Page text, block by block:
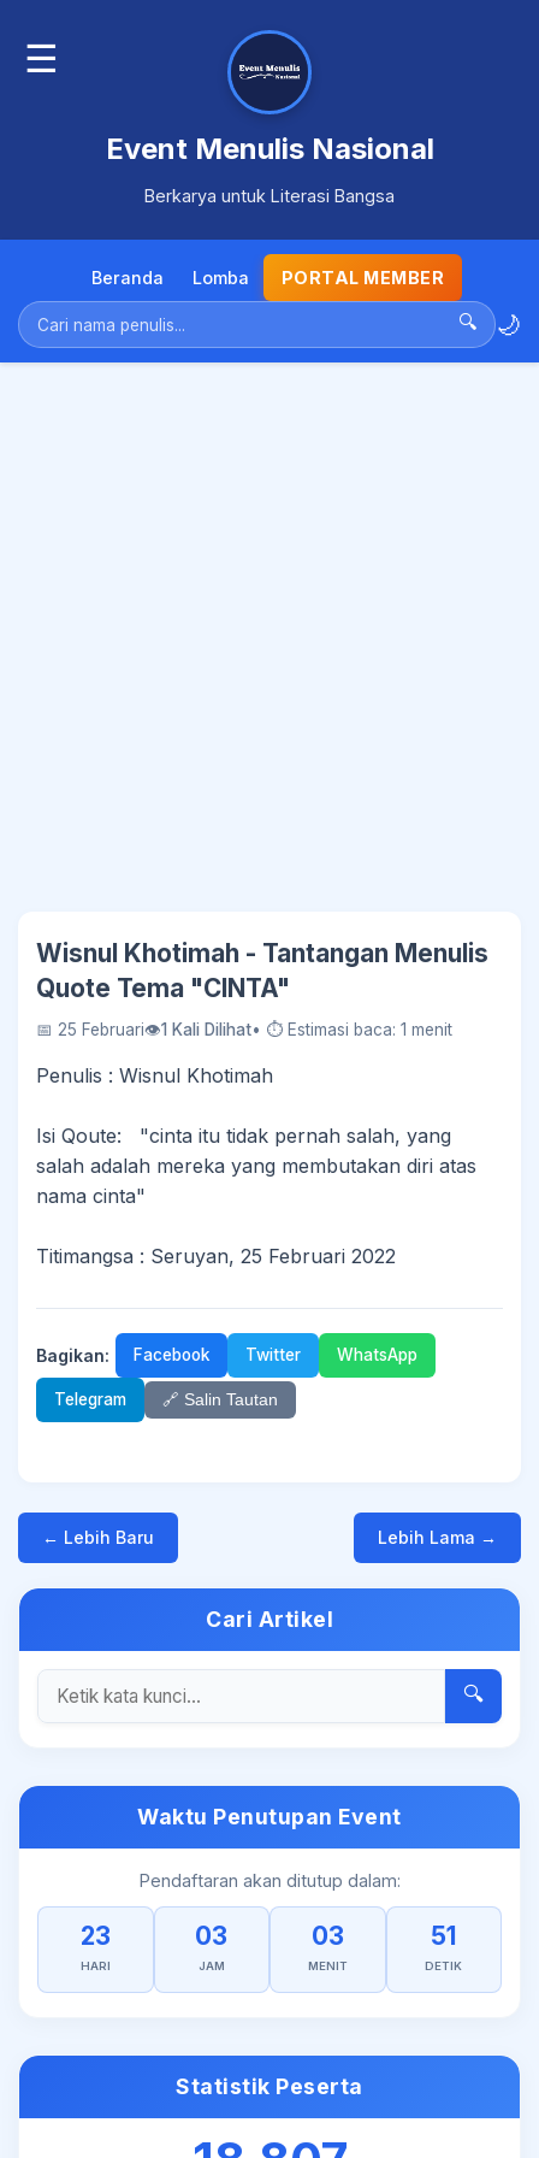
☰
Event Menulis Nasional
Berkarya untuk Literasi Bangsa
Beranda Lomba PORTAL MEMBER
🔍 🌙
Wisnul Khotimah - Tantangan Menulis
Quote Tema "CINTA"
📅 25 Februari👁1 Kali Dilihat• ⏱ Estimasi baca: 1 menit
Penulis : Wisnul Khotimah
Isi Qoute: "cinta itu tidak pernah salah, yang
salah adalah mereka yang membutakan diri atas
nama cinta"
Titimangsa : Seruyan, 25 Februari 2022
Bagikan: Facebook Twitter WhatsApp
Telegram 🔗 Salin Tautan
← Lebih Baru Lebih Lama →
Cari Artikel
🔍
Waktu Penutupan Event
Pendaftaran akan ditutup dalam:
23
HARI
03
JAM
03
MENIT
50
DETIK
Statistik Peserta